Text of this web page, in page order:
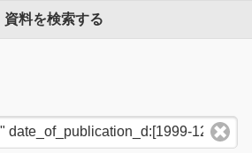
資料を検索する